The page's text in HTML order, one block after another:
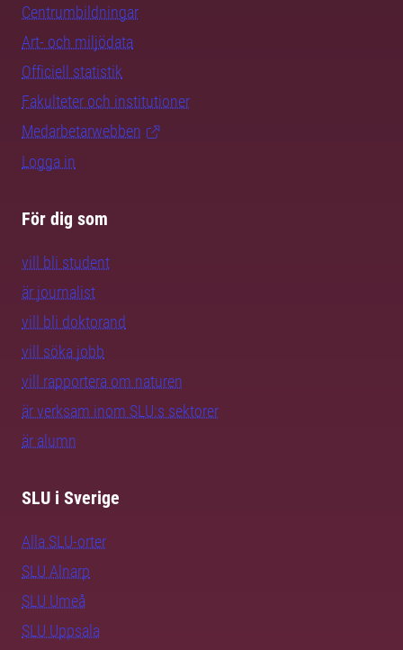
Centrumbildningar
Art- och miljödata
Officiell statistik
Fakulteter och institutioner
Medarbetarwebben
Logga in
För dig som
vill bli student
är journalist
vill bli doktorand
vill söka jobb
vill rapportera om naturen
är verksam inom SLU:s sektorer
är alumn
SLU i Sverige
Alla SLU-orter
SLU Alnarp
SLU Umeå
SLU Uppsala